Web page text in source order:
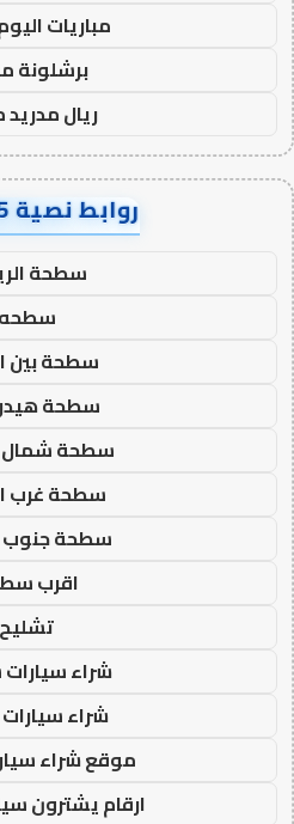
مباريات
برشلونة
ريال مدريد
روابط نصية AA89545
سطحة
سطحه
سطحة بين
سطحة
سطحة شمال
سطحة غرب
سطحة جنوب
اقرب
تشليح
شراء
شراء
موقع شراء
ارقام يشترون